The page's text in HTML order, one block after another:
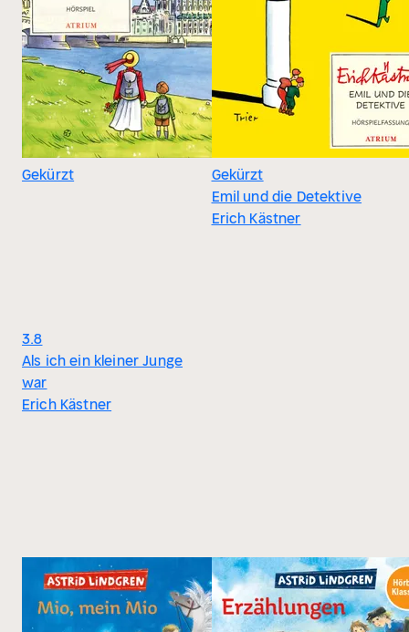
Gekürzt
3.8
Als ich ein kleiner Junge
war
Erich Kästner
Gekürzt
Emil und die Detektive
Erich Kästner